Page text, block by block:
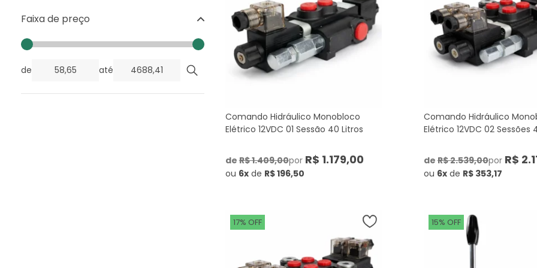
Faixa de preço
de até
Comando Hidráulico Monobloco
Elétrico 12VDC 01 Sessão 40 Litros
deR$ 1.409,00porR$ 1.179,00
ou 6xde R$ 196,50
Comando Hidráulico
Elétrico 12VDC 02 Sessões
de R$ 2.539,00porR$
ou 6xde R$ 353,17
17% OFF 15% OFF